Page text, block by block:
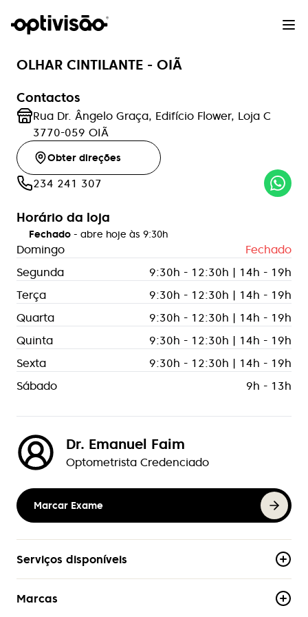
OLHAR CINTILANTE - OIÃ
Contactos
Rua Dr. Ângelo Graça, Edifício Flower, Loja C
3770-059 OIÃ
Obter direções
234 241 307
Horário da loja
Fechado - abre hoje às 9:30h
Domingo
Fechado
Segunda
9:30h - 12:30h | 14h - 19h
Terça
9:30h - 12:30h | 14h - 19h
Quarta
9:30h - 12:30h | 14h - 19h
Quinta
9:30h - 12:30h | 14h - 19h
Sexta
9:30h - 12:30h | 14h - 19h
Sábado
9h - 13h
Dr. Emanuel Faim
Optometrista Credenciado
Marcar Exame
Serviços disponíveis
Acessível a Pessoas Mobilidade Reduzida
Marcas